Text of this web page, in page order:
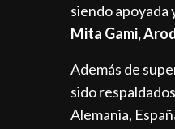
siendo
Mita Gami,
Además de
sido
Alemania,